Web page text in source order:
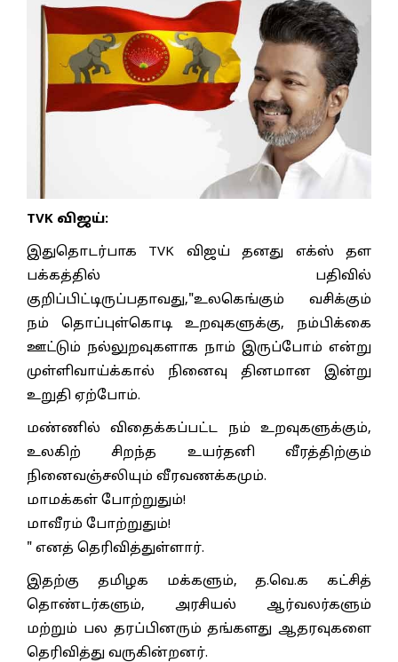
TVK விஜய்:
இதுதொடர்பாக TVK விஜய் தனது எக்ஸ் தள
பக்கத்தில் பதிவில்
குறிப்பிட்டிருப்பதாவது,"உலகெங்கும் வசிக்கும்
நம் தொப்புள்கொடி உறவுகளுக்கு, நம்பிக்கை
ஊட்டும் நல்லுறவுகளாக நாம் இருப்போம் என்று
முள்ளிவாய்க்கால் நினைவு தினமான இன்று
உறுதி ஏற்போம்.
மண்ணில் விதைக்கப்பட்ட நம் உறவுகளுக்கும்,
உலகிற் சிறந்த உயர்தனி வீரத்திற்கும்
நினைவஞ்சலியும் வீரவணக்கமும்.
மாமக்கள் போற்றுதும்!
மாவீரம் போற்றுதும்!
" எனத் தெரிவித்துள்ளார்.
இதற்கு தமிழக மக்களும், த.வெ.க கட்சித்
தொண்டர்களும், அரசியல் ஆர்வலர்களும்
மற்றும் பல தரப்பினரும் தங்களது ஆதரவுகளை
தெரிவித்து வருகின்றனர்.